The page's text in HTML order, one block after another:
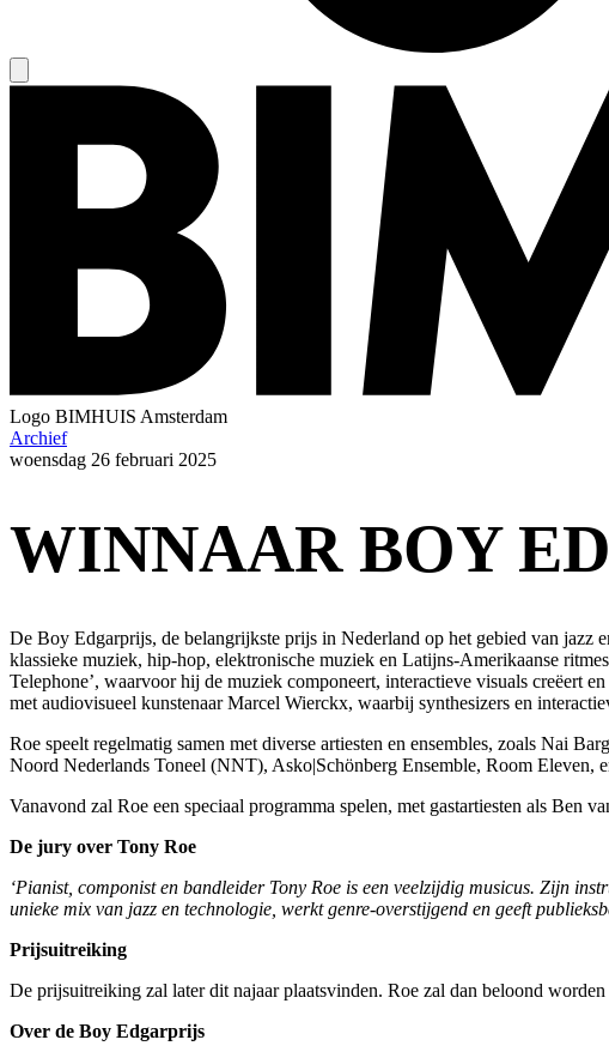
Logo BIMHUIS Amsterdam
Archief
woensdag 26 februari 2025
WINNAAR BOY
De Boy Edgarprijs, de belangrijkste prijs in Nederland op het gebied van jazz
klassieke muziek, hip-hop, elektronische muziek en Latijns-Amerikaanse
Telephone’, waarvoor hij de muziek componeert, interactieve visuals creëert
met audiovisueel kunstenaar Marcel Wierckx, waarbij synthesizers en
Roe speelt regelmatig samen met diverse artiesten en ensembles, zoals Nai
Noord Nederlands Toneel (NNT), Asko|Schönberg Ensemble, Room Eleven,
Vanavond zal Roe een speciaal programma spelen, met gastartiesten als Ben
De jury over Tony Roe
‘Pianist, componist en bandleider Tony Roe is een veelzijdig musicus. Zijn
unieke mix van jazz en technologie, werkt genre-overstijgend en geeft
Prijsuitreiking
De prijsuitreiking zal later dit najaar plaatsvinden. Roe zal dan beloond
Over de Boy Edgarprijs